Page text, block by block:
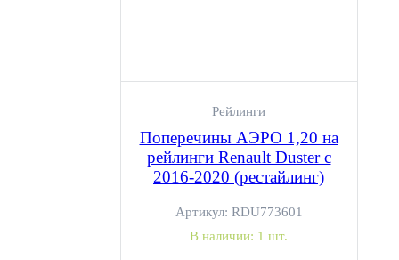
Рейлинги
Поперечины АЭРО 1,20 на
рейлинги Renault Duster с
2016-2020 (рестайлинг)
Артикул: RDU773601
В наличии: 1 шт.